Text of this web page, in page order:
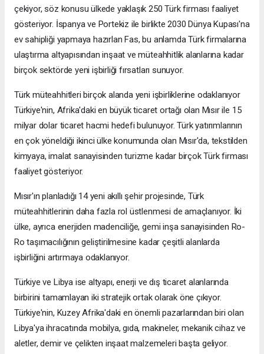
çekiyor, söz konusu ülkede yaklaşık 250 Türk firması faaliyet
gösteriyor. İspanya ve Portekiz ile birlikte 2030 Dünya Kupası'na
ev sahipliği yapmaya hazırlan Fas, bu anlamda Türk firmalarına
ulaştırma altyapısından inşaat ve müteahhitlik alanlarına kadar
birçok sektörde yeni işbirliği fırsatları sunuyor.
Türk müteahhitleri birçok alanda yeni işbirliklerine odaklanıyor
Türkiye'nin, Afrika'daki en büyük ticaret ortağı olan Mısır ile 15
milyar dolar ticaret hacmi hedefi bulunuyor. Türk yatırımlarının
en çok yöneldiği ikinci ülke konumunda olan Mısır'da, tekstilden
kimyaya, imalat sanayisinden turizme kadar birçok Türk firması
faaliyet gösteriyor.
Mısır'ın planladığı 14 yeni akıllı şehir projesinde, Türk
müteahhitlerinin daha fazla rol üstlenmesi de amaçlanıyor. İki
ülke, ayrıca enerjiden madenciliğe, gemi inşa sanayisinden Ro-
Ro taşımacılığının geliştirilmesine kadar çeşitli alanlarda
işbirliğini artırmaya odaklanıyor.
Türkiye ve Libya ise altyapı, enerji ve dış ticaret alanlarında
birbirini tamamlayan iki stratejik ortak olarak öne çıkıyor.
Türkiye'nin, Kuzey Afrika'daki en önemli pazarlarından biri olan
Libya'ya ihracatında mobilya, gıda, makineler, mekanik cihaz ve
aletler, demir ve çelikten inşaat malzemeleri başta geliyor.